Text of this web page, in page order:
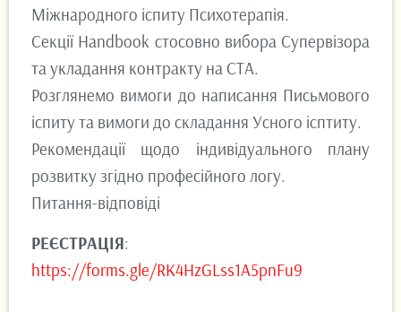
Міжнародного іспиту Психотерапія.
Секції Handbook стосовно вибора Супервізора
та укладання контракту на СТА.
Розглянемо вимоги до написання Письмового
іспиту та вимоги до складання Усного ісптиту.
Рекомендації щодо індивідуального плану
розвитку згідно професійного логу.
Питання-відповіді
РЕЄСТРАЦІЯ:
https://forms.gle/RK4HzGLss1A5pnFu9